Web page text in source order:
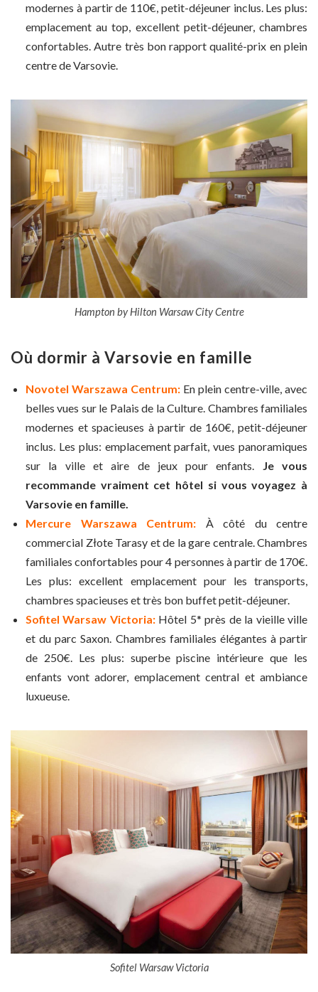
modernes à partir de 110€, petit-déjeuner inclus. Les plus:
emplacement au top, excellent petit-déjeuner, chambres
confortables. Autre très bon rapport qualité-prix en plein
centre de Varsovie.
Hampton by Hilton Warsaw City Centre
Où dormir à Varsovie en famille
Novotel Warszawa Centrum: En plein centre-ville, avec
belles vues sur le Palais de la Culture. Chambres familiales
modernes et spacieuses à partir de 160€, petit-déjeuner
inclus. Les plus: emplacement parfait, vues panoramiques
sur la ville et aire de jeux pour enfants. Je vous
recommande vraiment cet hôtel si vous voyagez à
Varsovie en famille.
Mercure Warszawa Centrum: À côté du centre
commercial Złote Tarasy et de la gare centrale. Chambres
familiales confortables pour 4 personnes à partir de 170€.
Les plus: excellent emplacement pour les transports,
chambres spacieuses et très bon buffet petit-déjeuner.
Sofitel Warsaw Victoria:Hôtel 5* près de la vieille ville
et du parc Saxon. Chambres familiales élégantes à partir
de 250€. Les plus: superbe piscine intérieure que les
enfants vont adorer, emplacement central et ambiance
luxueuse.
Sofitel Warsaw Victoria